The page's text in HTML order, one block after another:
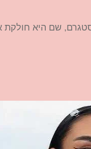
שם היא חולקת